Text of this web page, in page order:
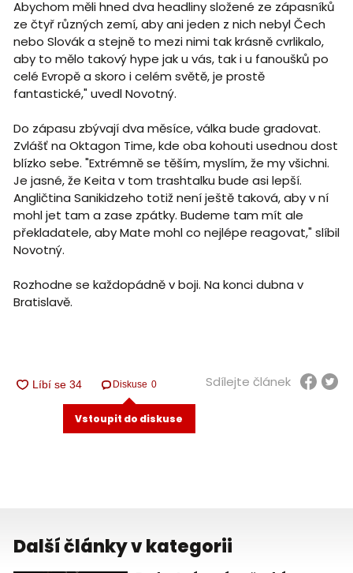
Abychom měli hned dva headliny složené ze zápasníků
ze čtyř různých zemí, aby ani jeden z nich nebyl Čech
nebo Slovák a stejně to mezi nimi tak krásně cvrlikalo,
aby to mělo takový hype jak u vás, tak i u fanoušků po
celé Evropě a skoro i celém světě, je prostě
fantastické," uvedl Novotný.
Do zápasu zbývají dva měsíce, válka bude gradovat.
Zvlášť na Oktagon Time, kde oba kohouti usednou dost
blízko sebe. "Extrémně se těším, myslím, že my všichni.
Je jasné, že Keita v tom trashtalku bude asi lepší.
Angličtina Sanikidzeho totiž není ještě taková, aby v ní
mohl jet tam a zase zpátky. Budeme tam mít ale
překladatele, aby Mate mohl co nejlépe reagovat," slíbil
Novotný.
Rozhodne se každopádně v boji. Na konci dubna v
Bratislavě.
Diskuse 0
Vstoupit do diskuse
Sdílejte článek
Další články v kategorii